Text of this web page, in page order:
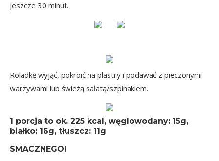
jeszcze 30 minut.
Roladkę wyjąć, pokroić na plastry i podawać z pieczonymi
warzywami lub świeżą sałatą/szpinakiem.
1 porcja to ok. 225 kcal , węglowodany: 15g,
białko: 16g, tłuszcz: 11g
SMACZNEGO!